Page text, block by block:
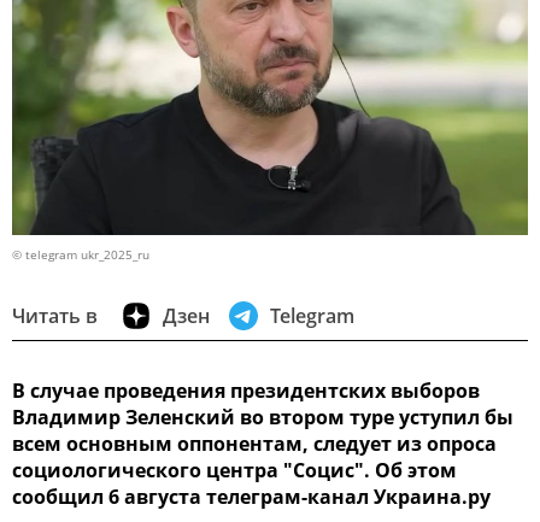
© telegram ukr_2025_ru
Читать в Дзен Telegram
В случае проведения президентских выборов
Владимир Зеленский во втором туре уступил бы
всем основным оппонентам, следует из опроса
социологического центра "Социс". Об этом
сообщил 6 августа телеграм-канал Украина.ру